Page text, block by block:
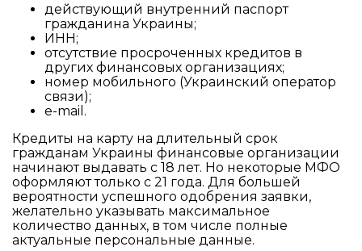
действующий внутренний паспорт
гражданина Украины;
ИНН;
отсутствие просроченных кредитов в
других финансовых организациях;
номер мобильного (Украинский оператор
связи);
e-mail.
Кредиты на карту на длительный срок
гражданам Украины финансовые организации
начинают выдавать с 18 лет. Но некоторые МФО
оформляют только с 21 года. Для большей
вероятности успешного одобрения заявки,
желательно указывать максимальное
количество данных, в том числе полные
актуальные персональные данные.